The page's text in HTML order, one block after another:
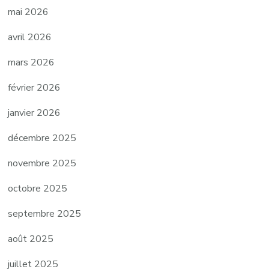
mai 2026
avril 2026
mars 2026
février 2026
janvier 2026
décembre 2025
novembre 2025
octobre 2025
septembre 2025
août 2025
juillet 2025